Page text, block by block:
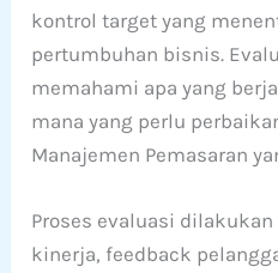
kontrol target yang
pertumbuhan bisnis.
memahami apa yang
mana yang perlu
Manajemen Pemasaran
Proses evaluasi
kinerja, feedback